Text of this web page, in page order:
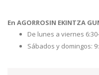
En AGORROSIN EKINTZA
De lunes a viernes
Sábados y domingos: